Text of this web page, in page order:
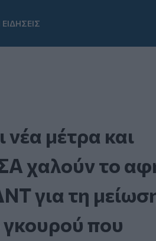
μέτρα και
χαλούν το
για τη
γκουρού που